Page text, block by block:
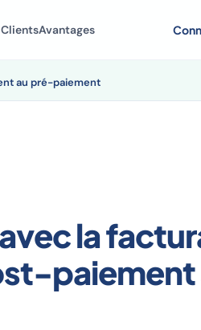
ClientsAvantages
au pré-paiement
la